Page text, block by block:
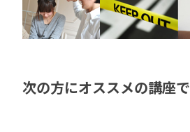
次の方にオススメの講座